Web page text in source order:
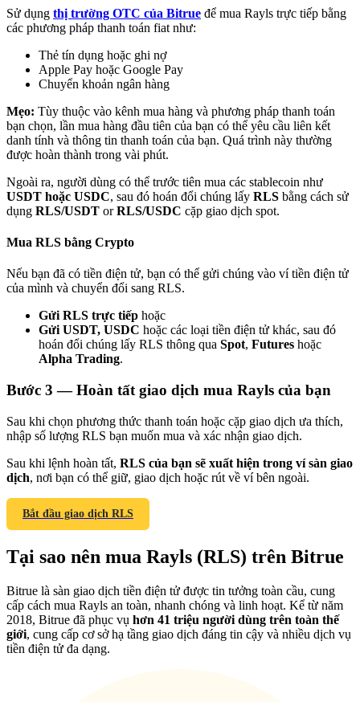
Đối tác Bitrue
Đối tác Bitrue
Lên đến 65% hoa hồng!
Giới thiệu
Mời một người bạn để nhận phần thưởng tiền mặt
Sử dụng thị trường OTC của Bitrue để mua Rayls trực tiếp bằng
các phương pháp thanh toán fiat như:
Thẻ tín dụng hoặc ghi nợ
Apple Pay hoặc Google Pay
Chuyển khoản ngân hàng
Mẹo: Tùy thuộc vào kênh mua hàng và phương pháp thanh toán
bạn chọn, lần mua hàng đầu tiên của bạn có thể yêu cầu liên kết
danh tính và thông tin thanh toán của bạn. Quá trình này thường
được hoàn thành trong vài phút.
Ngoài ra, người dùng có thể trước tiên mua các stablecoin như
USDT hoặc USDC, sau đó hoán đổi chúng lấy RLS bằng cách sử
dụng RLS/USDT orRLS/USDC cặp giao dịch spot.
Mua RLS bằng Crypto
Nếu bạn đã có tiền điện tử, bạn có thể gửi chúng vào ví tiền điện tử
của mình và chuyển đổi sang RLS.
Gửi RLS trực tiếp hoặc
Gửi USDT, USDC hoặc các loại tiền điện tử khác, sau đó
hoán đổi chúng lấy RLS thông qua Spot, Futures hoặc
Alpha Trading.
Bước 3 —Hoàn tất giao dịch mua Rayls của bạn
Sau khi chọn phương thức thanh toán hoặc cặp giao dịch ưa thích,
nhập số lượng RLS bạn muốn mua và xác nhận giao dịch.
Sau khi lệnh hoàn tất, RLS của bạn sẽ xuất hiện trong ví sàn giao
dịch, nơi bạn có thể giữ, giao dịch hoặc rút về ví bên ngoài.
Bắt đầu giao dịch RLS
Tại sao nên mua Rayls (RLS) trên Bitrue
Bitrue là sàn giao dịch tiền điện tử được tin tưởng toàn cầu, cung
cấp cách mua Rayls an toàn, nhanh chóng và linh hoạt. Kể từ năm
2018, Bitrue đã phục vụ hơn 41 triệu người dùng trên toàn thế
giới, cung cấp cơ sở hạ tầng giao dịch đáng tin cậy và nhiều dịch vụ
tiền điện tử đa dạng.